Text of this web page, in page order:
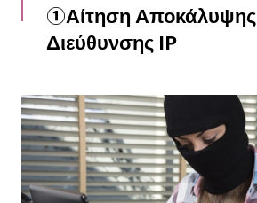
①Αίτηση Αποκάλυψης
Διεύθυνσης IP